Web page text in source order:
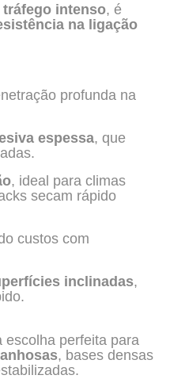
tráfego intenso, é
na ligação
profunda na
espessa, que
, ideal para climas
secam rápido
custos com
inclinadas,
escolha perfeita para
, bases densas